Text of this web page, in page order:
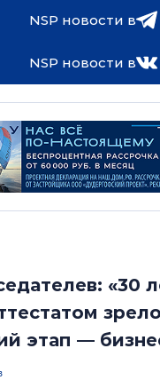
NSP новости в
NSP новости в
«30
этап —